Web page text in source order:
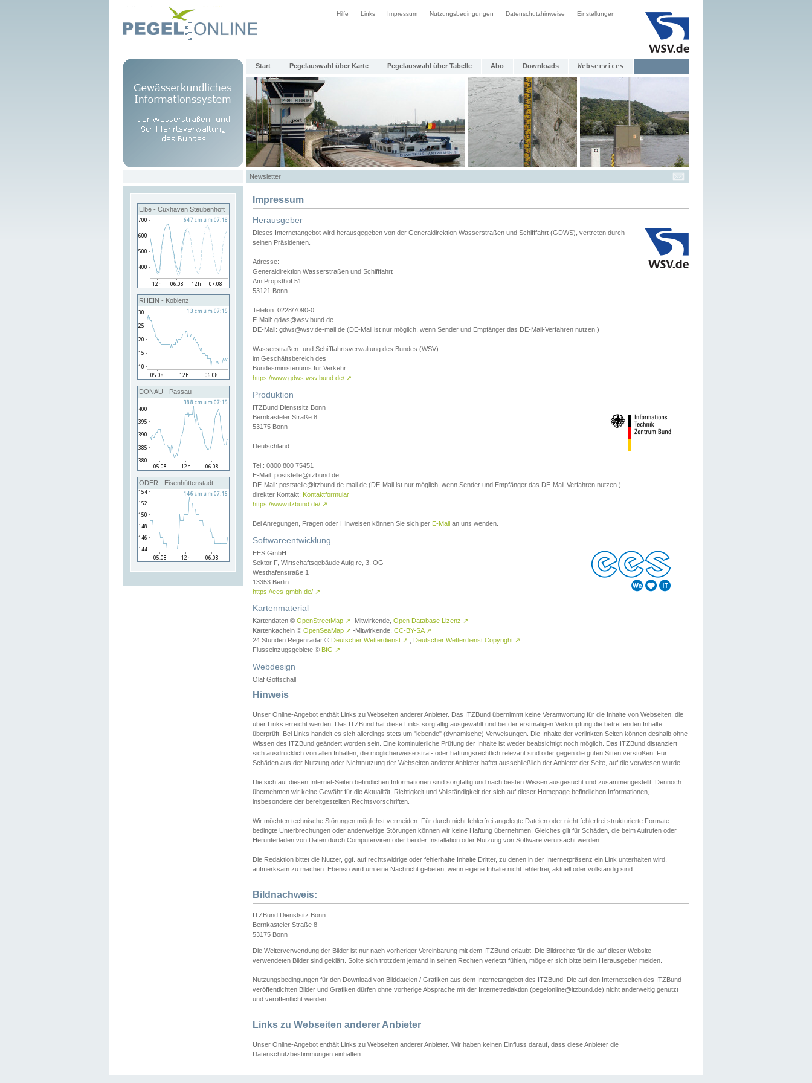
Hilfe Links Impressum Nutzungsbedingungen Datenschutzhinweise Einstellungen
Start Pegelauswahl über Karte Pegelauswahl über Tabelle Abo Downloads Webservices
Newsletter
Elbe - Cuxhaven Steubenhöft
RHEIN - Koblenz
DONAU - Passau
ODER - Eisenhüttenstadt
Impressum
Herausgeber
Dieses Internetangebot wird herausgegeben von der Generaldirektion Wasserstraßen und Schifffahrt (GDWS), vertreten durch
seinen Präsidenten.
Adresse:
Generaldirektion Wasserstraßen und Schifffahrt
Am Propsthof 51
53121 Bonn
Telefon: 0228/7090-0
E-Mail: gdws@wsv.bund.de
DE-Mail: gdws@wsv.de-mail.de (DE-Mail ist nur möglich, wenn Sender und Empfänger das DE-Mail-Verfahren nutzen.)
Wasserstraßen- und Schifffahrtsverwaltung des Bundes (WSV)
im Geschäftsbereich des
Bundesministeriums für Verkehr
https://www.gdws.wsv.bund.de/ ↗
Produktion
ITZBund Dienstsitz Bonn
Bernkasteler Straße 8
53175 Bonn
Deutschland
Tel.: 0800 800 75451
E-Mail: poststelle@itzbund.de
DE-Mail: poststelle@itzbund.de-mail.de (DE-Mail ist nur möglich, wenn Sender und Empfänger das DE-Mail-Verfahren nutzen.)
direkter Kontakt: Kontaktformular
https://www.itzbund.de/ ↗
Bei Anregungen, Fragen oder Hinweisen können Sie sich per E-Mail an uns wenden.
Softwareentwicklung
EES GmbH
Sektor F, Wirtschaftsgebäude Aufg.re, 3. OG
Westhafenstraße 1
13353 Berlin
https://ees-gmbh.de/ ↗
Kartenmaterial
Kartendaten © OpenStreetMap ↗ -Mitwirkende, Open Database Lizenz ↗
Kartenkacheln © OpenSeaMap ↗ -Mitwirkende, CC-BY-SA ↗
24 Stunden Regenradar © Deutscher Wetterdienst ↗ Deutscher Wetterdienst Copyright ↗
Flusseinzugsgebiete © BfG ↗
Webdesign
Olaf Gottschall
Hinweis
Unser Online-Angebot enthält Links zu Webseiten anderer Anbieter. Das ITZBund übernimmt keine Verantwortung für die Inhalte von Webseiten, die
über Links erreicht werden. Das ITZBund hat diese Links sorgfältig ausgewählt und bei der erstmaligen Verknüpfung die betreffenden Inhalte
überprüft. Bei Links handelt es sich allerdings stets um "lebende" (dynamische) Verweisungen. Die Inhalte der verlinkten Seiten können deshalb ohne
Wissen des ITZBund geändert worden sein. Eine kontinuierliche Prüfung der Inhalte ist weder beabsichtigt noch möglich. Das ITZBund distanziert
sich ausdrücklich von allen Inhalten, die möglicherweise straf- oder haftungsrechtlich relevant sind oder gegen die guten Sitten verstoßen. Für
Schäden aus der Nutzung oder Nichtnutzung der Webseiten anderer Anbieter haftet ausschließlich der Anbieter der Seite, auf die verwiesen wurde.
Die sich auf diesen Internet-Seiten befindlichen Informationen sind sorgfältig und nach besten Wissen ausgesucht und zusammengestellt. Dennoch
übernehmen wir keine Gewähr für die Aktualität, Richtigkeit und Vollständigkeit der sich auf dieser Homepage befindlichen Informationen,
insbesondere der bereitgestellten Rechtsvorschriften.
Wir möchten technische Störungen möglichst vermeiden. Für durch nicht fehlerfrei angelegte Dateien oder nicht fehlerfrei strukturierte Formate
bedingte Unterbrechungen oder anderweitige Störungen können wir keine Haftung übernehmen. Gleiches gilt für Schäden, die beim Aufrufen oder
Herunterladen von Daten durch Computerviren oder bei der Installation oder Nutzung von Software verursacht werden.
Die Redaktion bittet die Nutzer, ggf. auf rechtswidrige oder fehlerhafte Inhalte Dritter, zu denen in der Internetpräsenz ein Link unterhalten wird,
aufmerksam zu machen. Ebenso wird um eine Nachricht gebeten, wenn eigene Inhalte nicht fehlerfrei, aktuell oder vollständig sind.
Bildnachweis:
ITZBund Dienstsitz Bonn
Bernkasteler Straße 8
53175 Bonn
Die Weiterverwendung der Bilder ist nur nach vorheriger Vereinbarung mit dem ITZBund erlaubt. Die Bildrechte für die auf dieser Website
verwendeten Bilder sind geklärt. Sollte sich trotzdem jemand in seinen Rechten verletzt fühlen, möge er sich bitte beim Herausgeber melden.
Nutzungsbedingungen für den Download von Bilddateien / Grafiken aus dem Internetangebot des ITZBund: Die auf den Internetseiten des ITZBund
veröffentlichten Bilder und Grafiken dürfen ohne vorherige Absprache mit der Internetredaktion (pegelonline@itzbund.de) nicht anderweitig genutzt
und veröffentlicht werden.
Links zu Webseiten anderer Anbieter
Unser Online-Angebot enthält Links zu Webseiten anderer Anbieter. Wir haben keinen Einfluss darauf, dass diese Anbieter die
Datenschutzbestimmungen einhalten.